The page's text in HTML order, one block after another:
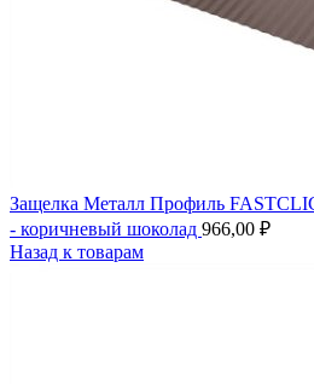
Защелка Металл Профиль
- коричневый шоколад 966,00 ₽
Назад к товарам